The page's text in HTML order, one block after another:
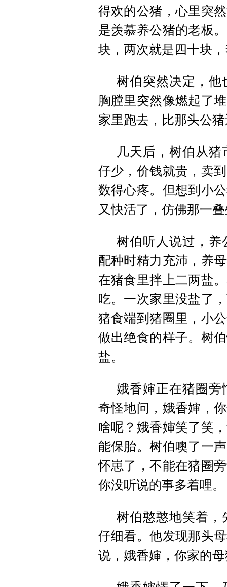
得欢的公猪，心里突
是羡慕养公猪的老板
块，两次就是四十块
树伯突然决定，他
胸膛里突然像燃起了
家里跑去，比那头公
几天后，树伯从
仔少，价钱就贵，卖
数得心疼。但想到小
又快活了，仿佛那一
树伯听人说过，养
配种时精力充沛，养
在猪食里拌上二两盐
吃。一次家里没盐了
猪食端到猪圈里，小
做出绝食的样子。树
盐。
娥香婶正在猪圈旁
奇怪地问，娥香婶，
啥呢？娥香婶笑了笑
能保胎。树伯噢了一
怀崽了，不能在猪圈
你没听说的事多着哩。
树伯憨憨地笑着，
仔细看。他发现那头
说，娥香婶，你家的